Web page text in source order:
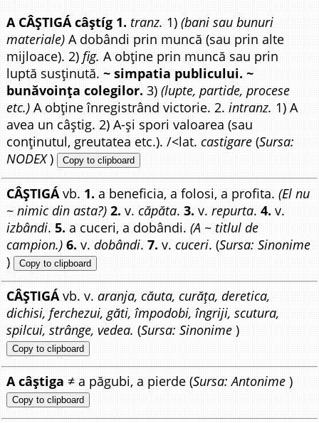
A CÂȘTIGÁ câștíg 1. tranz. 1)(bani sau bunuri
materiale) A dobândi prin muncă (sau prin alte
mijloace). 2)fig. A obține prin muncă sau prin
luptă susținută. ~ simpatia publicului. ~
bunăvoința colegilor. 3) (lupte, partide, procese
etc.)A obține înregistrând victorie. 2.intranz. 1) A
avea un câștig. 2) A-și spori valoarea (sau
conținutul, greutatea etc.). /<lat.castigare (Sursa:
NODEX) Copy to clipboard
CÂȘTIGÁ vb. 1. a beneficia, a folosi, a profita.(El nu
~ nimic din asta?) 2. v.căpăta.3. v.repurta.4. v.
izbândi.5. a cuceri, a dobândi.(A ~ titlul de
campion.) 6. v.dobândi.7. v.cuceri. (Sursa: Sinonime
) Copy to clipboard
CÂȘTIGÁvb. v.aranja, căuta, curăța, deretica,
dichisi, ferchezui, găti, împodobi, îngriji, scutura,
spilcui, strânge, vedea. (Sursa: Sinonime )
Copy to clipboard
A câștiga ≠ a păgubi, a pierde (Sursa: Antonime )
Copy to clipboard